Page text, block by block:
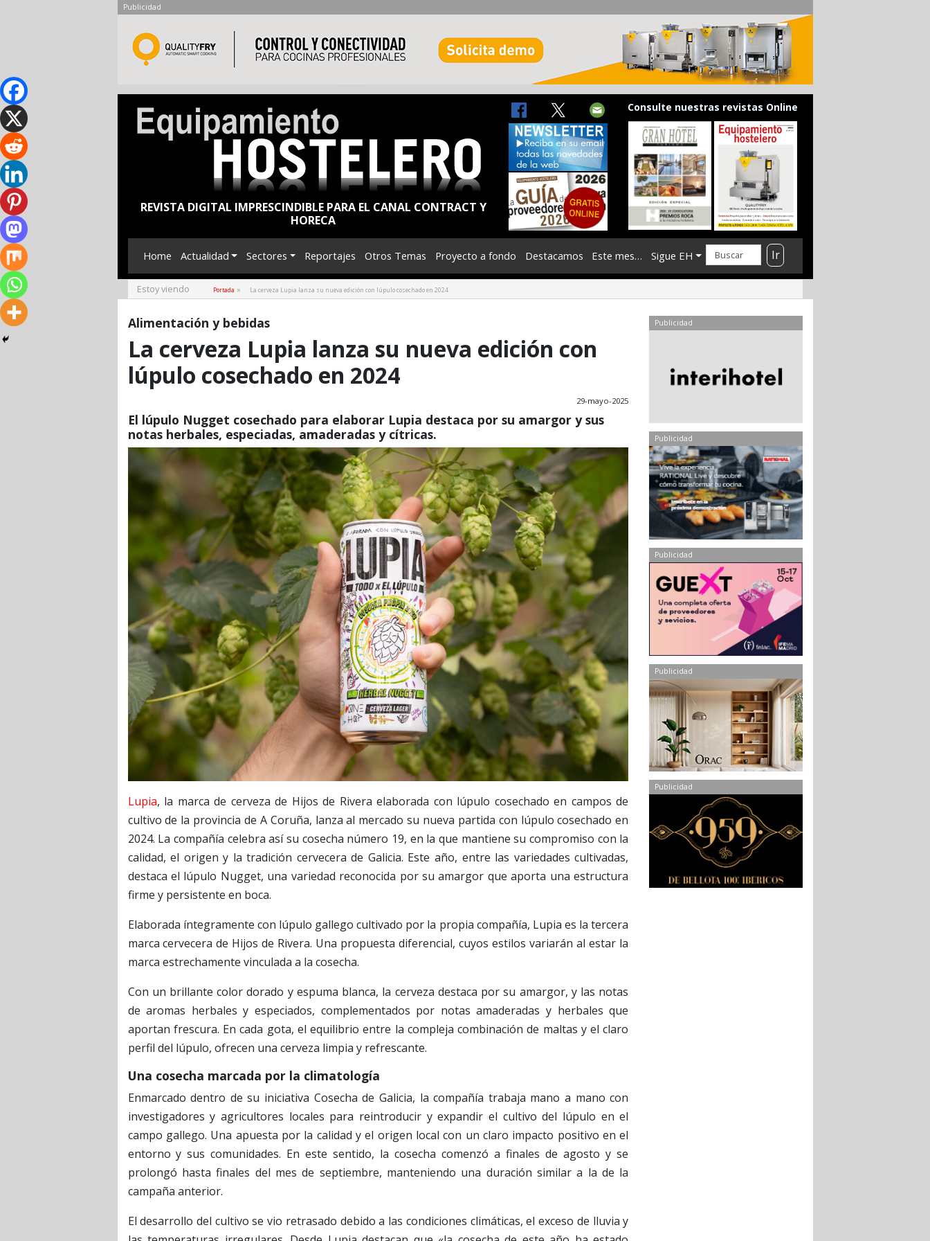
Publicidad
REVISTA DIGITAL IMPRESCINDIBLE PARA EL CANAL CONTRACT Y
HORECA
Consulte nuestras revistas Online
Home Actualidad Sectores Reportajes Otros Temas Proyecto a fondo Destacamos Este mes… Sigue EH Ir
Estoy viendo Portada » La cerveza Lupia lanza su nueva edición con lúpulo cosechado en 2024
Alimentación y bebidas
La cerveza Lupia lanza su nueva edición con
lúpulo cosechado en 2024
29-mayo-2025
El lúpulo Nugget cosechado para elaborar Lupia destaca por su amargor y sus
notas herbales, especiadas, amaderadas y cítricas.
Lupia, la marca de cerveza de Hijos de Rivera elaborada con lúpulo cosechado en campos de
cultivo de la provincia de A Coruña, lanza al mercado su nueva partida con lúpulo cosechado en
2024. La compañía celebra así su cosecha número 19, en la que mantiene su compromiso con la
calidad, el origen y la tradición cervecera de Galicia. Este año, entre las variedades cultivadas,
destaca el lúpulo Nugget, una variedad reconocida por su amargor que aporta una estructura
firme y persistente en boca.
Elaborada íntegramente con lúpulo gallego cultivado por la propia compañía, Lupia es la tercera
marca cervecera de Hijos de Rivera. Una propuesta diferencial, cuyos estilos variarán al estar la
marca estrechamente vinculada a la cosecha.
Con un brillante color dorado y espuma blanca, la cerveza destaca por su amargor, y las notas
de aromas herbales y especiados, complementados por notas amaderadas y herbales que
aportan frescura. En cada gota, el equilibrio entre la compleja combinación de maltas y el claro
perfil del lúpulo, ofrecen una cerveza limpia y refrescante.
Una cosecha marcada por la climatología
Enmarcado dentro de su iniciativa Cosecha de Galicia, la compañía trabaja mano a mano con
investigadores y agricultores locales para reintroducir y expandir el cultivo del lúpulo en el
campo gallego. Una apuesta por la calidad y el origen local con un claro impacto positivo en el
entorno y sus comunidades. En este sentido, la cosecha comenzó a finales de agosto y se
prolongó hasta finales del mes de septiembre, manteniendo una duración similar a la de la
campaña anterior.
El desarrollo del cultivo se vio retrasado debido a las condiciones climáticas, el exceso de lluvia y
Publicidad
Publicidad
Publicidad
Publicidad
Publicidad